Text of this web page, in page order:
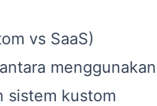
vs SaaS)
menggunakan
sistem kustom